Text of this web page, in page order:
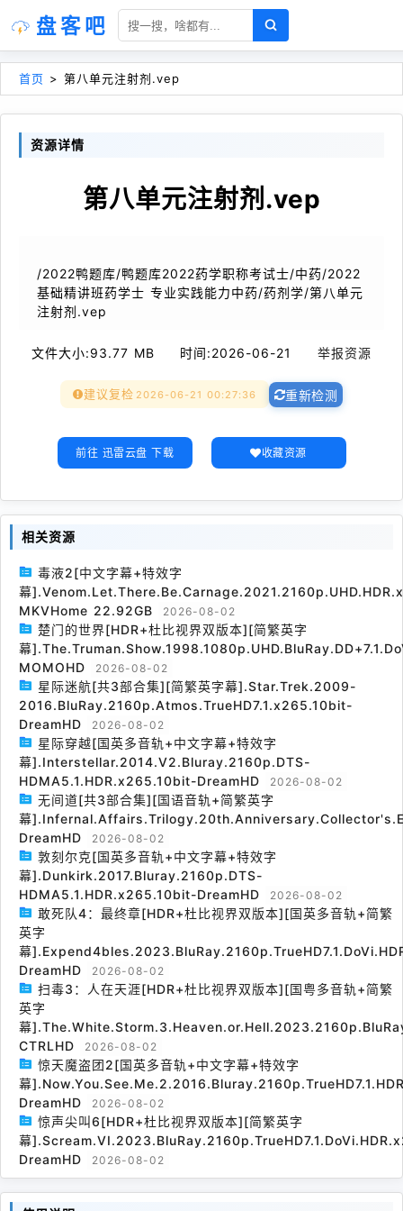
盘客吧
首页 > 第八单元注射剂.vep
资源详情
第八单元注射剂.vep
/2022鸭题库/鸭题库2022药学职称考试士/中药/2022
基础精讲班药学士 专业实践能力中药/药剂学/第八单元
注射剂.vep
文件大小:93.77 MB 时间:2026-06-21 举报资源
建议复检 2026-06-21 00:27:36 重新检测
前往 迅雷云盘 下载 收藏资源
相关资源
毒液2[中文字幕+特效字
幕
MKVHome 22.92GB
2026-08-02
楚门的世界[HDR+杜比视界双版本][简繁英字
幕
MOMOHD
2026-08-02
星际迷航[共3部合集][简繁英字幕].Star.Trek.2009-
2016.BluRay.2160p.Atmos.TrueHD7.1.x265.10bit-
DreamHD
2026-08-02
星际穿越[国英多音轨+中文字幕+特效字
幕].Interstellar.2014.V2.Bluray.2160p.DTS-
HDMA5.1.HDR.x265.10bit-DreamHD
2026-08-02
无间道[共3部合集][国语音轨+简繁英字
幕
DreamHD
2026-08-02
敦刻尔克[国英多音轨+中文字幕+特效字
幕].Dunkirk.2017.Bluray.2160p.DTS-
HDMA5.1.HDR.x265.10bit-DreamHD
2026-08-02
敢死队4：最终章[HDR+杜比视界双版本][国英多音轨+简繁
英字
幕
DreamHD
2026-08-02
扫毒3：人在天涯[HDR+杜比视界双版本][国粤多音轨+简繁
英字
幕
CTRLHD
2026-08-02
惊天魔盗团2[国英多音轨+中文字幕+特效字
幕
DreamHD
2026-08-02
惊声尖叫6[HDR+杜比视界双版本][简繁英字
幕
DreamHD
2026-08-02